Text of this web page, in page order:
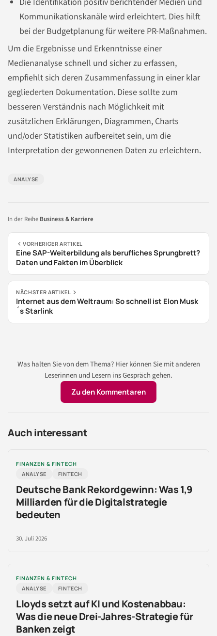
Kommunikationskanäle wird erleichtert. Dies hilft
bei der Budgetplanung für weitere PR-Maßnahmen.
Um die Ergebnisse und Erkenntnisse einer
Medienanalyse schnell und sicher zu erfassen,
empfiehlt sich deren Zusammenfassung in einer klar
gegliederten Dokumentation. Diese sollte zum
besseren Verständnis nach Möglichkeit mit
zusätzlichen Erklärungen, Diagrammen, Charts
und/oder Statistiken aufbereitet sein, um die
Interpretation der gewonnenen Daten zu erleichtern.
ANALYSE
In der Reihe Business & Karriere
VORHERIGER ARTIKEL
Eine SAP-Weiterbildung als berufliches Sprungbrett?
Daten und Fakten im Überblick
NÄCHSTER ARTIKEL
Internet aus dem Weltraum: So schnell ist Elon Musk
´s Starlink
Was halten Sie von dem Thema? Hier können Sie mit anderen
Leserinnen und Lesern ins Gespräch gehen.
Zu den Kommentaren
Auch interessant
FINANZEN & FINTECH
ANALYSE
FINTECH
Deutsche Bank Rekordgewinn: Was 1,9
Milliarden für die Digitalstrategie
bedeuten
30. Juli 2026
FINANZEN & FINTECH
ANALYSE
FINTECH
Lloyds setzt auf KI und Kostenabbau:
Was die neue Drei-Jahres-Strategie für
Banken zeigt